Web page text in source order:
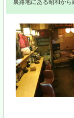
裏路地にある昭和から